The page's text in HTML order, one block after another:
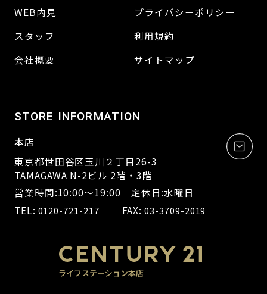
WEB内見
スタッフ
会社概要
プライバシーポリシー
利用規約
サイトマップ
STORE INFORMATION
本店
東京都世田谷区玉川２丁目26-3
TAMAGAWA N-2ビル 2階・3階
営業時間:10:00～19:00 定休日:水曜日
TEL: 0120-721-217 FAX:03-3709-2019